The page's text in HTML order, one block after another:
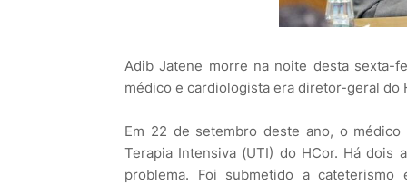
Adib Jatene morre na noite desta sexta-
médico e cardiologista era diretor-geral do
Em 22 de setembro deste ano, o
Terapia Intensiva (UTI) do HCor. Há dois
problema. Foi submetido a